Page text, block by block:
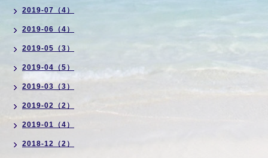
2019-07（4）
2019-06（4）
2019-05（3）
2019-04（5）
2019-03（3）
2019-02（2）
2019-01（4）
2018-12（2）